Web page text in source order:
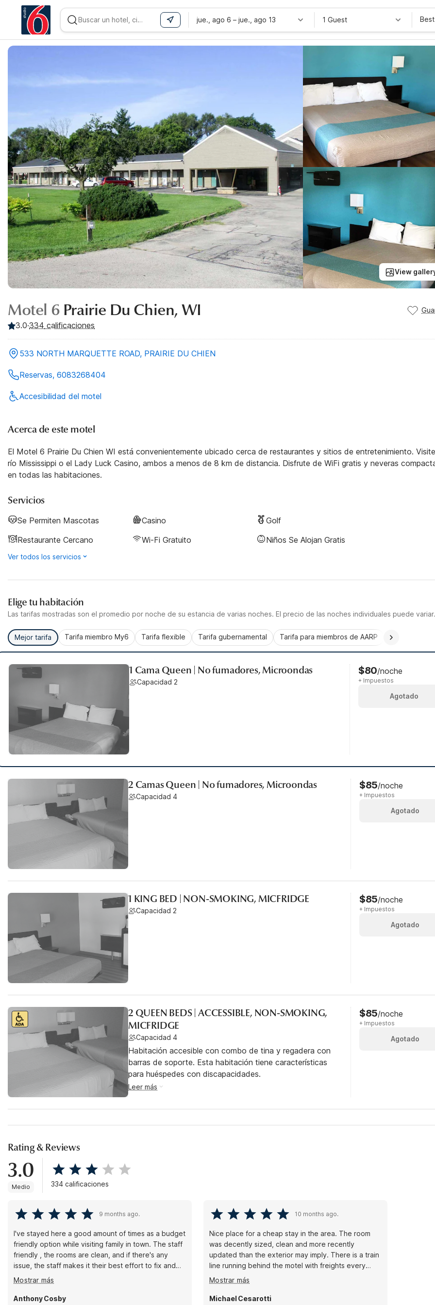
jue., ago 6 – jue., ago 13 1 Guest
View
Motel 6 Prairie Du Chien, WI
3.0·334 calificaciones
533 NORTH MARQUETTE ROAD, PRAIRIE DU CHIEN
Reservas, 6083268404
Accesibilidad del motel
Acerca de este motel
El Motel 6 Prairie Du Chien WI está convenientemente ubicado cerca de restaurantes y sitios de entretenimiento.
río Mississippi o el Lady Luck Casino, ambos a menos de 8 km de distancia. Disfrute de WiFi gratis y neveras
en todas las habitaciones.
Servicios
Se Permiten Mascotas Casino
Golf
Restaurante Cercano
Wi-Fi Gratuito Niños Se Alojan Gratis
Ver todos los servicios
Elige tu habitación
Las tarifas mostradas son el promedio por noche de su estancia de varias noches. El precio de las noches individuales puede variar.
Mejor tarifa Tarifa miembro My6 Tarifa flexible Tarifa gubernamental Tarifa para miembros de AARP
1 Cama Queen | No fumadores, Microondas
Capacidad 2
$80/noche
+ Impuestos
Agotado
2 Camas Queen | No fumadores, Microondas
Capacidad 4
$85/noche
+ Impuestos
Agotado
1 KING BED | NON-SMOKING, MICFRIDGE
Capacidad 2
$85/noche
+ Impuestos
Agotado
2 QUEEN BEDS | ACCESSIBLE, NON-SMOKING,
MICFRIDGE
Capacidad 4
Habitación accesible con combo de tina y regadera con
barras de soporte. Esta habitación tiene características
para huéspedes con discapacidades.
Leer más
$85/noche
+ Impuestos
Agotado
Rating & Reviews
3.0
Medio 334 calificaciones
9 months ago.
I've stayed here a good amount of times as a budget
friendly option while visiting family in town. The staff
friendly , the rooms are clean, and if there's any
issue, the staff makes it their best effort to fix and
address said issue in a timely manner. I recommend
this place to anyone who's coming to visit, wants a
comfy bed, and doesn't want to break the bank
Mostrar más
Anthony Cosby
10 months ago.
Nice place for a cheap stay in the area. The room
was decently sized, clean and more recently
updated than the exterior may imply. There is a train
line running behind the motel with freights every
hour or so, so keep that in mind if you’re a light
sleeper.
Mostrar más
Michael Cesarotti